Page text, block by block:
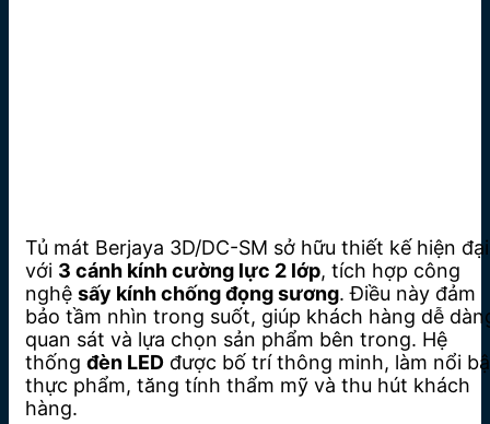
Tủ mát Berjaya 3D/DC-SM sở hữu thiết kế hiện đại
với 3 cánh kính cường lực 2 lớp, tích hợp công
nghệ sấy kính chống đọng sương. Điều này đảm
bảo tầm nhìn trong suốt, giúp khách hàng dễ
quan sát và lựa chọn sản phẩm bên trong. Hệ
thống đèn LED được bố trí thông minh, làm nổi
thực phẩm, tăng tính thẩm mỹ và thu hút khách
hàng.